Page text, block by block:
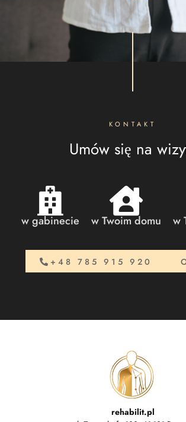
KONTAKT
Umów się na
w gabinecie w Twoim domu w
+48 785 915 920
rehabilit.pl